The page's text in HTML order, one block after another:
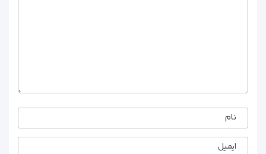
نام
ایمیل